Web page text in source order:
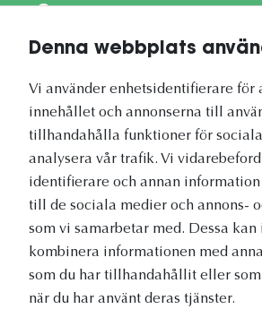
Denna webbplats
Vi använder enhetsidentifierare för
innehållet och annonserna till
tillhandahålla funktioner för
analysera vår trafik. Vi
identifierare och annan
till de sociala medier och annons-
som vi samarbetar med. Dessa kan
kombinera informationen med
som du har tillhandahållit eller
när du har använt deras tjänster.
Vetapotek.se är en del
Evidensia